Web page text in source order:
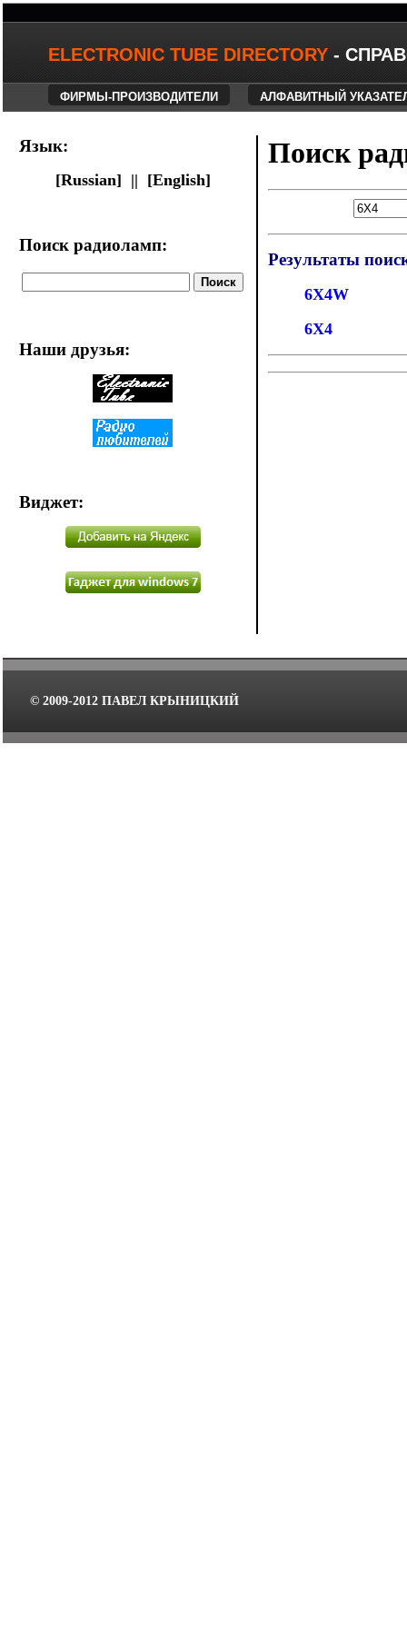
ELECTRONIC TUBE DIRECTORY -
ФИРМЫ-ПРОИЗВОДИТЕЛИ АЛФАВИТНЫЙ
Язык:
[Russian] || [English]
Поиск радиоламп:
Наши друзья:
Виджет:
Поиск
Результаты
6X4W
6X4
© 2009-2012 ПАВЕЛ КРЫНИЦКИЙ